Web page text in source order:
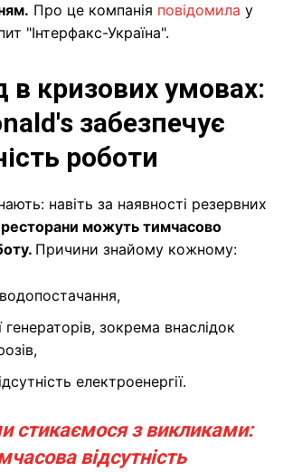
Про це компанія повідомила у
"Інтерфакс-Україна".
в кризових умовах:
забезпечує
роботи
навіть за наявності резервних
можуть тимчасово
Причини знайому кожному:
водопостачання,
генераторів, зокрема внаслідок
електроенергії.
стикаємося з викликами:
відсутність